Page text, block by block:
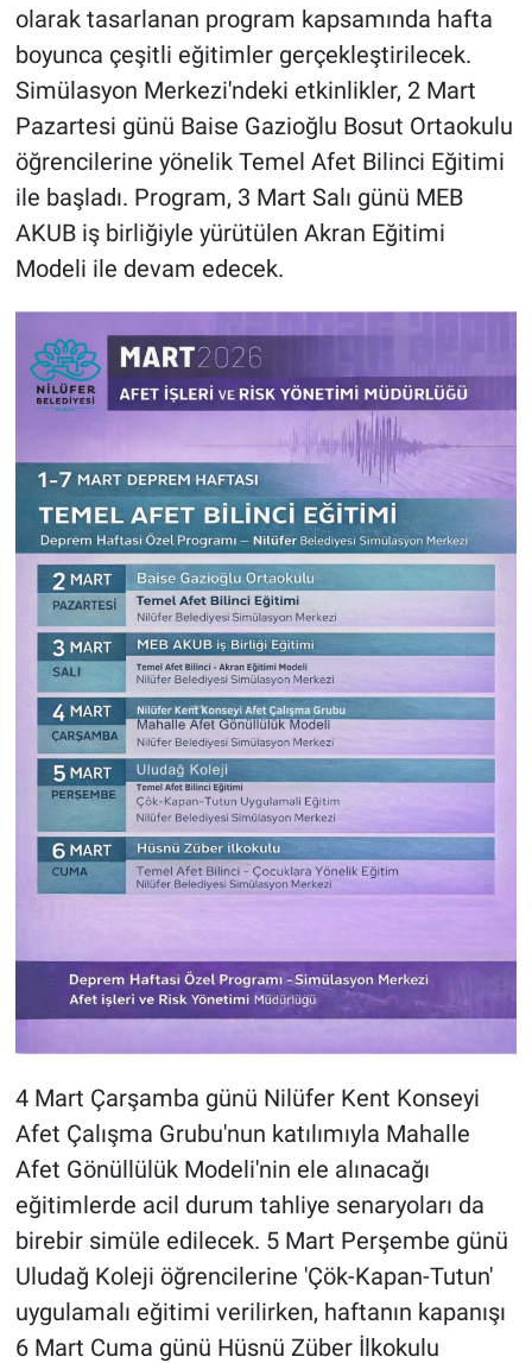
olarak tasarlanan program kapsamında hafta
boyunca çeşitli eğitimler gerçekleştirilecek.
Simülasyon Merkezi'ndeki etkinlikler, 2 Mart
Pazartesi günü Baise Gazioğlu Bosut Ortaokulu
öğrencilerine yönelik Temel Afet Bilinci Eğitimi
ile başladı. Program, 3 Mart Salı günü MEB
AKUB iş birliğiyle yürütülen Akran Eğitimi
Modeli ile devam edecek.
4 Mart Çarşamba günü Nilüfer Kent Konseyi
Afet Çalışma Grubu'nun katılımıyla Mahalle
Afet Gönüllülük Modeli'nin ele alınacağı
eğitimlerde acil durum tahliye senaryoları da
birebir simüle edilecek. 5 Mart Perşembe günü
Uludağ Koleji öğrencilerine 'Çök-Kapan-Tutun'
uygulamalı eğitimi verilirken, haftanın kapanışı
6 Mart Cuma günü Hüsnü Züber İlkokulu